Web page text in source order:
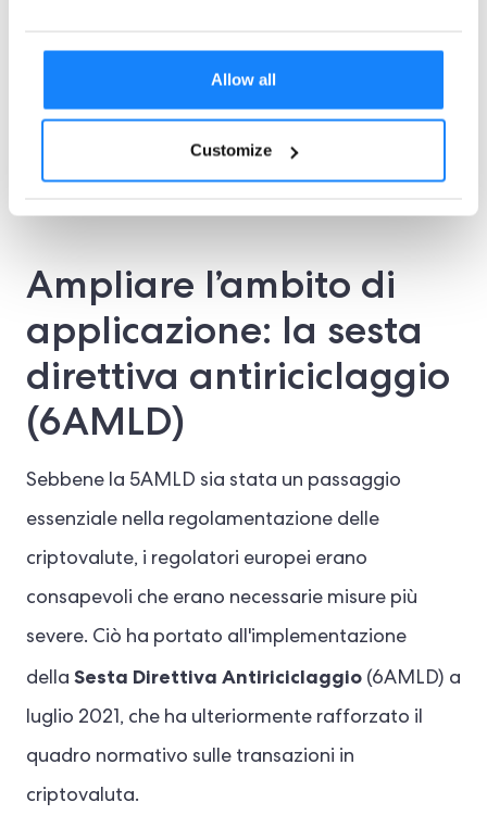
Allow all
Customize
dalle valute digitali non regolamentate. Con la
5AMLD, l'Europa ha effettivamente posto i
servizi di criptovaluta sullo stesso piano
Ampliare l’ambito di
applicazione: la sesta
direttiva antiriciclaggio
(6AMLD)
Sebbene la 5AMLD sia stata un passaggio
essenziale nella regolamentazione delle
criptovalute, i regolatori europei erano
consapevoli che erano necessarie misure più
severe. Ciò ha portato all'implementazione
della Sesta Direttiva Antiriciclaggio (6AMLD) a
luglio 2021, che ha ulteriormente rafforzato il
quadro normativo sulle transazioni in
criptovaluta.